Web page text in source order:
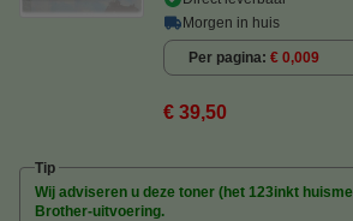
Morgen in huis
Per pagina € 0,009
€ 39,50
Tip
Wij adviseren u deze toner (het 123inkt
Brother-uitvoering.